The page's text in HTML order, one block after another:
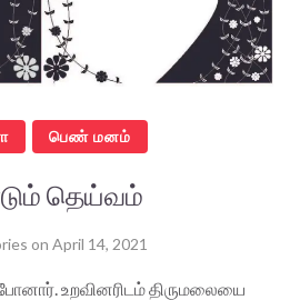
பெண் மனம்
தெய்வம்
on April 14, 2021
உறவினரிடம் திருமலையை